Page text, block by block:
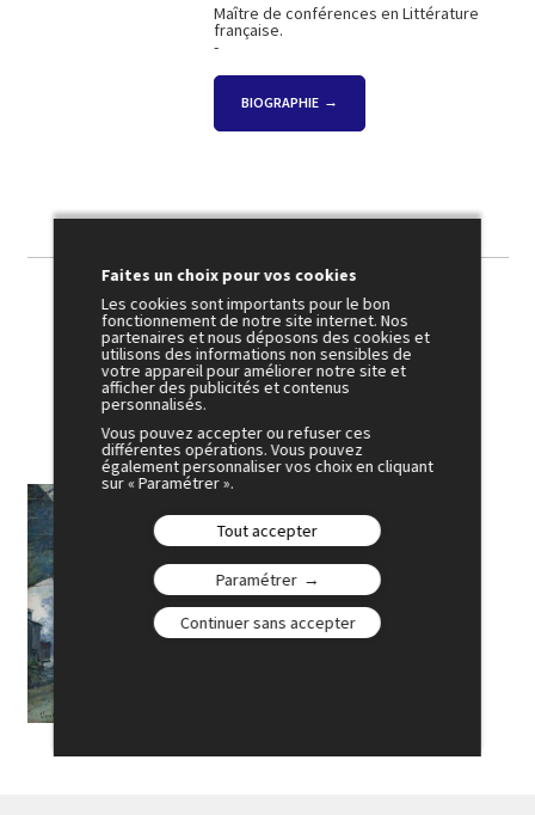
Maître de conférences en Littérature
française.
-
BIOGRAPHIE
Photothèque
Faites un choix pour vos cookies
Les cookies sont importants pour le bon
fonctionnement de notre site internet. Nos
partenaires et nous déposons des cookies et
utilisons des informations non sensibles de
votre appareil pour améliorer notre site et
afficher des publicités et contenus
personnalisés.
Vous pouvez accepter ou refuser ces
différentes opérations. Vous pouvez
également personnaliser vos choix en cliquant
sur « Paramétrer ».
Tout accepter
Paramétrer
Continuer sans accepter